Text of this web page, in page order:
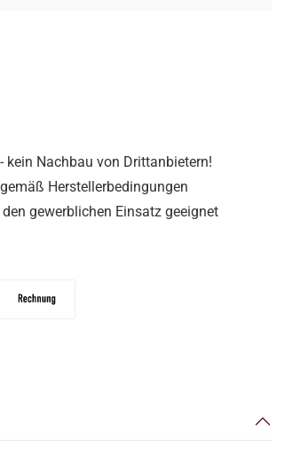
kein Nachbau von Drittanbietern!
Herstellerbedingungen
gewerblichen Einsatz geeignet